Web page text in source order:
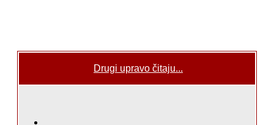
Drugi upravo čitaju...